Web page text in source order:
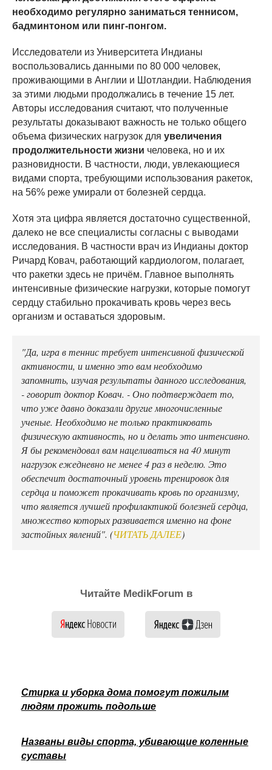
необходимо регулярно заниматься теннисом,
бадминтоном или пинг-понгом.
Исследователи из Университета Индианы
воспользовались данными по 80 000 человек,
проживающими в Англии и Шотландии. Наблюдения
за этими людьми продолжались в течение 15 лет.
Авторы исследования считают, что полученные
результаты доказывают важность не только общего
объема физических нагрузок для увеличения
продолжительности жизни человека, но и их
разновидности. В частности, люди, увлекающиеся
видами спорта, требующими использования ракеток,
на 56% реже умирали от болезней сердца.
Хотя эта цифра является достаточно существенной,
далеко не все специалисты согласны с выводами
исследования. В частности врач из Индианы доктор
Ричард Ковач, работающий кардиологом, полагает,
что ракетки здесь не причём. Главное выполнять
интенсивные физические нагрузки, которые помогут
сердцу стабильно прокачивать кровь через весь
организм и оставаться здоровым.
"Да, игра в теннис требует интенсивной физической
активности, и именно это вам необходимо
запомнить, изучая результаты данного исследования,
- говорит доктор Ковач. - Оно подтверждает то,
что уже давно доказали другие многочисленные
ученые. Необходимо не только практиковать
физическую активность, но и делать это интенсивно.
Я бы рекомендовал вам нацеливаться на 40 минут
нагрузок ежедневно не менее 4 раз в неделю. Это
обеспечит достаточный уровень тренировок для
сердца и поможет прокачивать кровь по организму,
что является лучшей профилактикой болезней сердца,
множество которых развивается именно на фоне
застойных явлений". (ЧИТАТЬ ДАЛЕЕ)
Читайте MedikForum в
Стирка и уборка дома помогут пожилым
людям прожить подольше
Названы виды спорта, убивающие коленные
суставы